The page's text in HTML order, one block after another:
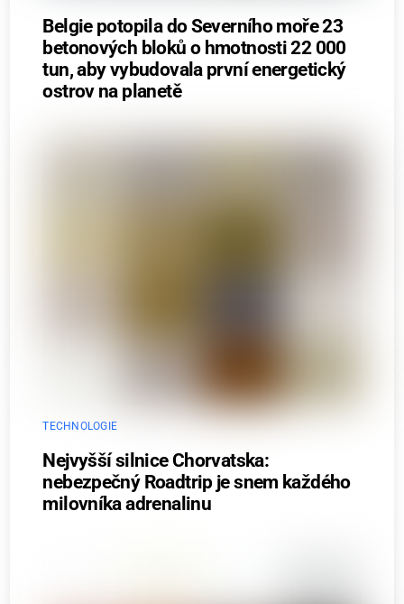
Belgie potopila do Severního moře 23
betonových bloků o hmotnosti 22 000
tun, aby vybudovala první energetický
ostrov na planetě
TECHNOLOGIE
Nejvyšší silnice Chorvatska:
nebezpečný Roadtrip je snem každého
milovníka adrenalinu